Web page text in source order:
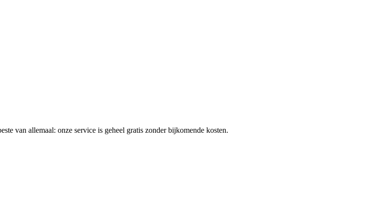
van allemaal: onze service is geheel gratis zonder bijkomende kosten.